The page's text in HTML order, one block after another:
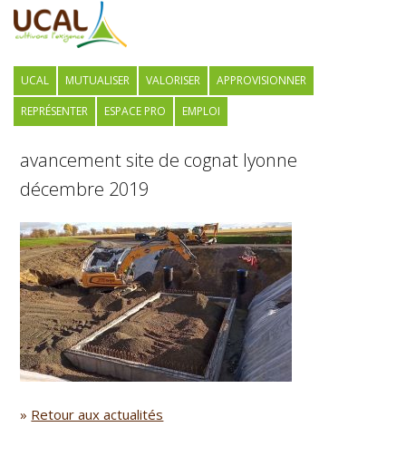
UCAL MUTUALISER VALORISER
APPROVISIONNER
REPRÉSENTER
ESPACE PRO EMPLOI
avancement site de cognat lyonne
décembre 2019
» Retour aux actualités